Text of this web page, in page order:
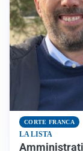
CORTE FRANCA
LA LISTA